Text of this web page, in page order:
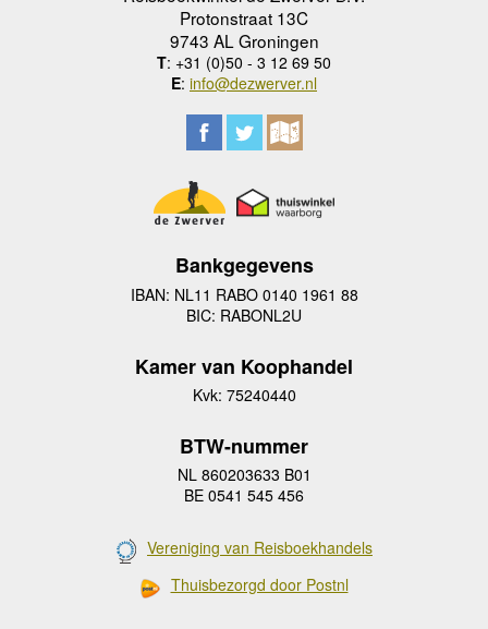
Protonstraat 13C
9743 AL Groningen
T: +31 (0)50 - 3 12 69 50
E: info@dezwerver.nl
Bankgegevens
IBAN: NL11 RABO 0140 1961 88
BIC: RABONL2U
Kamer van Koophandel
Kvk: 75240440
BTW-nummer
NL 860203633 B01
BE 0541 545 456
Vereniging van Reisboekhandels
Thuisbezorgd door Postnl